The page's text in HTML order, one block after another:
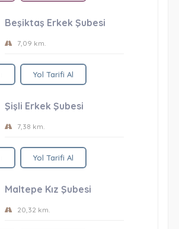
Beşiktaş Erkek Şubesi
7,09 km.
Yol Tarifi Al
Şişli Erkek Şubesi
7,38 km.
Yol Tarifi Al
Maltepe Kız Şubesi
20,32 km.